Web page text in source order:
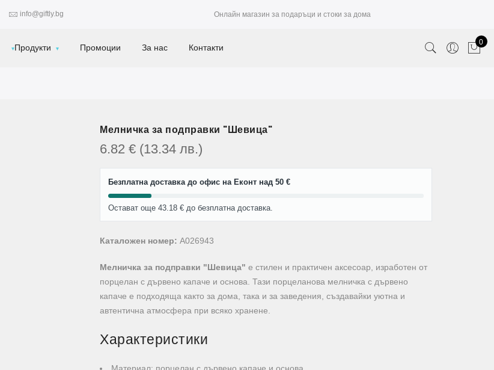
info@giftly.bg Онлайн магазин за подаръци и стоки за дома
Продукти Промоции За нас Контакти 0
Мелничка за подправки "Шевица"
6.82 € (13.34 лв.)
Безплатна доставка до офис на Еконт над 50 €
Остават още 43.18 € до безплатна доставка.
Каталожен номер: A026943
Мелничка за подправки "Шевица" е стилен и практичен аксесоар, изработен от
порцелан с дървено капаче и основа. Тази порцеланова мелничка с дървено
капаче е подходяща както за дома, така и за заведения, създавайки уютна и
автентична атмосфера при всяко хранене.
Характеристики